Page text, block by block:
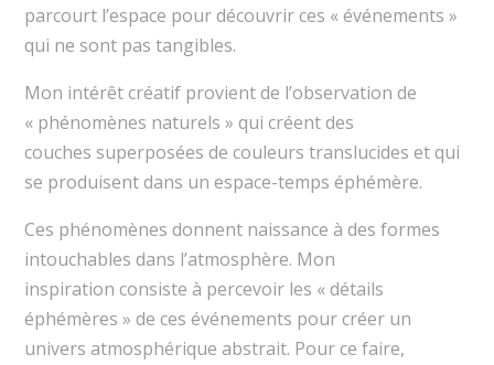
parcourt l’espace pour découvrir ces « événements »
qui ne sont pas tangibles.
Mon intérêt créatif provient de l’observation de
« phénomènes naturels » qui créent des
couches superposées de couleurs translucides et qui
se produisent dans un espace-temps éphémère.
Ces phénomènes donnent naissance à des formes
intouchables dans l’atmosphère. Mon
inspiration consiste à percevoir les « détails
éphémères » de ces événements pour créer un
univers atmosphérique abstrait. Pour ce faire,